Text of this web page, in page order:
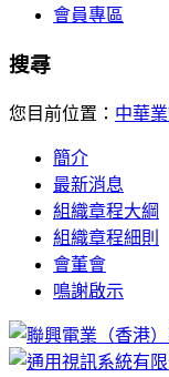
會員專區
搜尋
您目前位置： 中華
簡介
最新消息
組織章程大綱
組織章程細則
會董會
鳴謝啟示